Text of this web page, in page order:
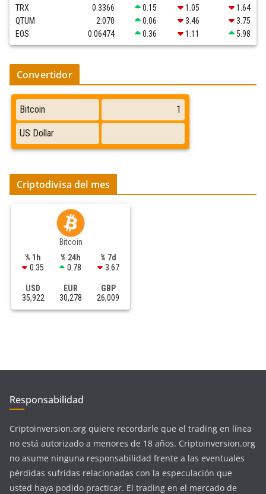
TRX
0.3366 0.15 1.05
1.64
QTUM
2.070 0.06 3.46
3.75
EOS
0.06474 0.36 1.11 5.98
Convertidor
Criptodivisa del mes
Bitcoin
% 1h
0.35
% 24h
0.78
% 7d
3.67
USD
35,922
EUR
30,278
GBP
26,009
Responsabilidad
Criptoinversion.org quiere recordarle que el trading en línea
no está autorizado a menores de 18 años. Criptoinversion.org
no asume ninguna responsabilidad frente a las eventuales
pérdidas sufridas relacionadas con la especulación que
usted haya podido practicar. El trading en el mercado de